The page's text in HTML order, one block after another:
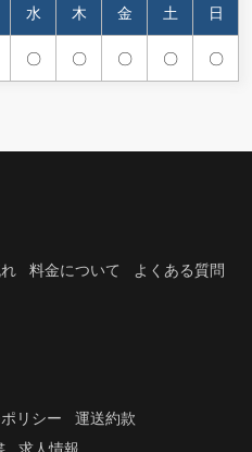
水 木 金 土 日
〇 〇 〇 〇 〇
料金について
よくある質問
リシー
運送約款
求人情報